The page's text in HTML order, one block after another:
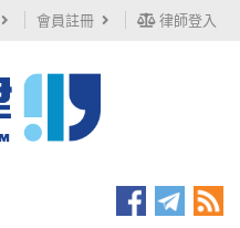
會員註冊 律師登入